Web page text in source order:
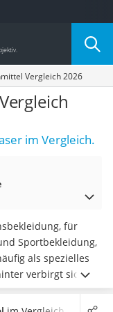
Vergleich 2026
im Vergleich.
für
Sportbekleidung,
als spezielles
verbirgt sich in
Litern meist ein
hat: